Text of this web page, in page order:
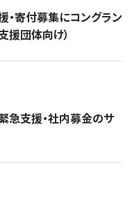
寄付募集にコングラン
援団体向け）
急支援・社内募金のサ